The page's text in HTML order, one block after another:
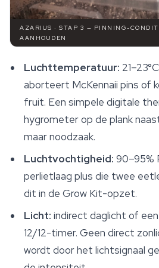
AZARIUS · STAP 3 — PINNING-
AANHOUDEN
Luchttemperatuur:
aborteert McKennaii pins of
fruit. Een simpele digitale
hygrometer op de plank
maar noodzaak.
Luchtvochtigheid: 90–95%
perlietlaag plus die twee
dit in de Grow Kit-opzet.
Licht: indirect daglicht of
12/12-timer. Geen direct
wordt door het lichtsignaal